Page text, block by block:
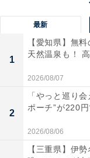
最新
1
【愛知県】無
天然温泉も！
2026/08/07
2
「やっと巡り
ポーチ”が220
2026/08/06
【三重県】伊